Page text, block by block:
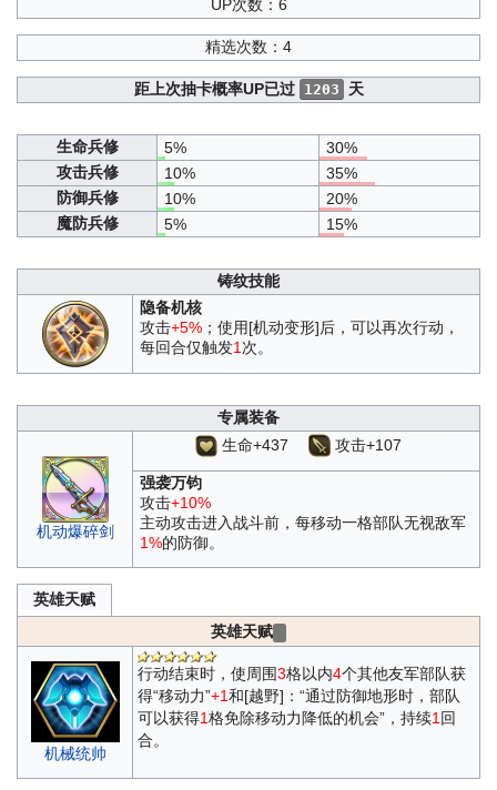
UP次数：6
精选次数：4
距上次抽卡概率UP已过 1203 天
生命兵修 5%
30%
攻击兵修
10%
35%
防御兵修
10%
20%
魔防兵修
5% 15%
铸纹技能
隐备机核
攻击+5%；使用[机动变形]后，可以再次行动，
每回合仅触发1次。
专属装备
机动爆碎剑
生命+437 攻击+107
强袭万钧
攻击+10%
主动攻击进入战斗前，每移动一格部队无视敌军
1%的防御。
英雄天赋
英雄天赋
机械统帅
行动结束时，使周围3格以内4个其他友军部队获
得“移动力”+1和[越野]：“通过防御地形时，部队
可以获得1格免除移动力降低的机会”，持续1 回
合。